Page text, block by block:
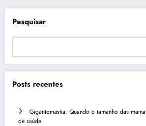
Pesquisar
Posts recentes
Gigantomastia: Quando o tamanho das
de saúde